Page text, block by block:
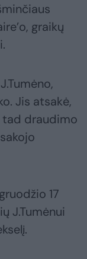
graikų
Jis atsakė,
tad draudimo
17
J.Tumėnui